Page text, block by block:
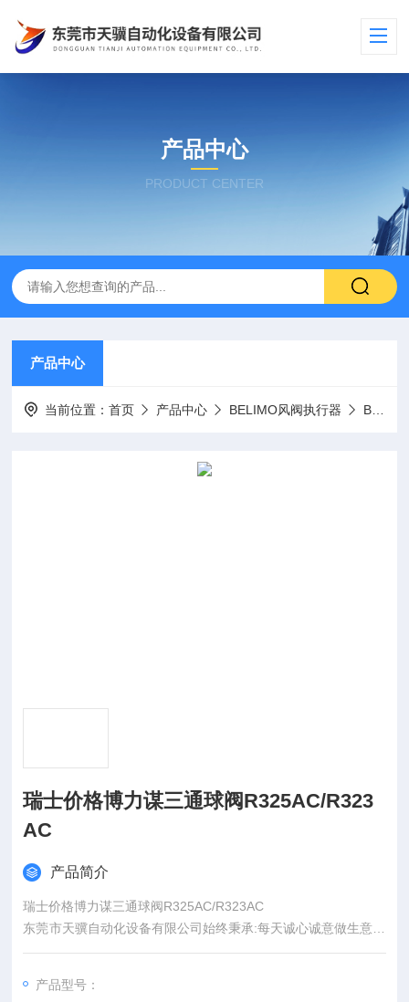
产品中心
PRODUCT CENTER
产品中心
当前位置：首页 产品中心 BELIMO风阀执行器 BELIMO驱动器LMQ24A-SR
瑞士价格博力谋三通球阀R325AC/R323
AC
产品简介
瑞士价格博力谋三通球阀R325AC/R323AC
东莞市天骥自动化设备有限公司始终秉承:每天诚心诚意做生意，
*！东莞市天骥公司是一家专门从事于德国,美国,日本等多国家的
一体的贸易公司。
产品型号：